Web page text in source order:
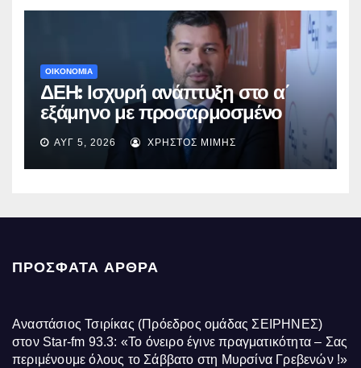
ΟΙΚΟΝΟΜΙΑ
ΔΕΗ: Ισχυρή ανάπτυξη στο α΄
εξάμηνο με προσαρμοσμένο
EBITDA στα €1,2 δισ.
ΑΥΓ 5, 2026 ΧΡΉΣΤΟΣ ΜΊΜΗΣ
ΠΡΌΣΦΑΤΑ ΆΡΘΡΑ
Αναστάσιος Τσιρίκας (Πρόεδρος ομάδας ΣΕΙΡΗΝΕΣ)
στον Star-fm 93.3: «Το όνειρο έγινε πραγματικότητα – Σας
περιμένουμε όλους το Σάββατο στη Μυρσίνα Γρεβενών !»